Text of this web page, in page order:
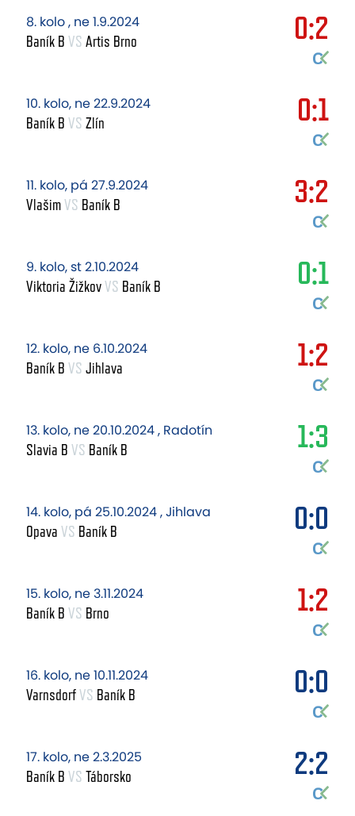
8. kolo , ne 1.9.2024
Baník B VS Artis Brno 0:2
10. kolo, ne 22.9.2024
Baník B VS Zlín 0:1
11. kolo, pá 27.9.2024
VlašimVS Baník B 3:2
9. kolo, st 2.10.2024
Viktoria ŽižkovVS Baník B 0:1
12. kolo, ne 6.10.2024
Baník B VS Jihlava 1:2
13. kolo, ne 20.10.2024 , Radotín
Slavia B VS Baník B 1:3
14. kolo, pá 25.10.2024 , Jihlava
Opava VS Baník B 0:0
15. kolo, ne 3.11.2024
Baník B VS Brno 1:2
16. kolo, ne 10.11.2024
VarnsdorfVS Baník B 0:0
17. kolo, ne 2.3.2025
Baník B VS Táborsko 2:2